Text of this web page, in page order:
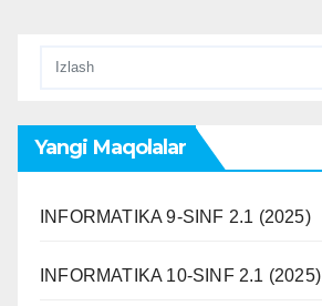
Yangi Maqolalar
INFORMATIKA 9-SINF 2.1 (2025)
INFORMATIKA 10-SINF 2.1 (2025)